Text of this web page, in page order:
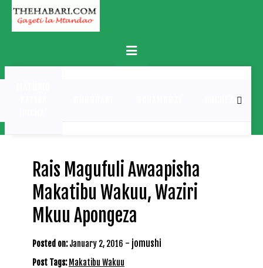
Skip
content
Primary
Menu
MICHEZO
Rais Magufuli Awaapisha
Makatibu Wakuu, Waziri
Mkuu Apongeza
Posted on: January 2, 2016 - jomushi
Post Tags: Makatibu Wakuu